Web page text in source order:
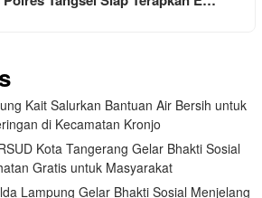
Kait Salurkan Bantuan Air Bersih untuk
di Kecamatan Kronjo
Kota Tangerang Gelar Bhakti Sosial
Gratis untuk Masyarakat
Lampung Gelar Bhakti Sosial Menjelang